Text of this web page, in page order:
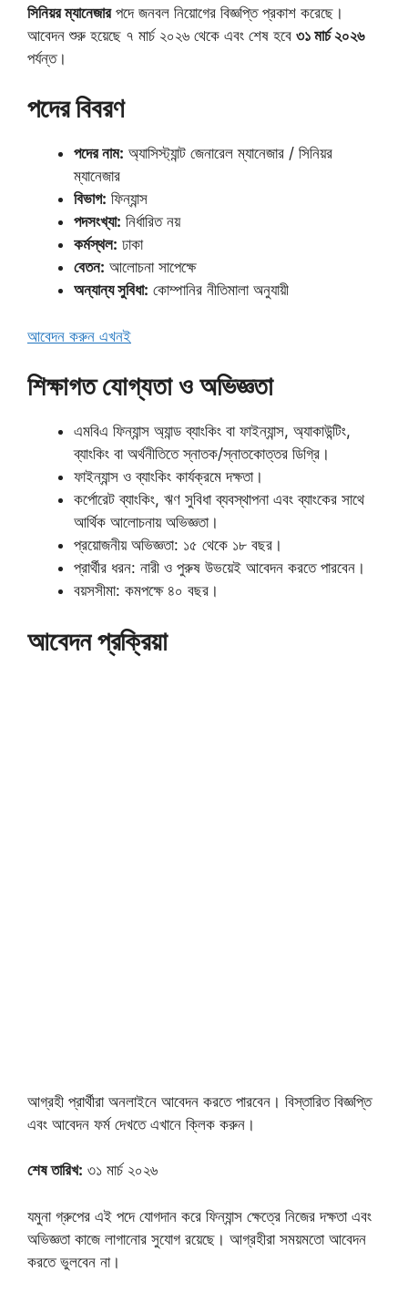
সিনিয়র ম্যানেজারপদে জনবল নিয়োগের বিজ্ঞপ্তি প্রকাশ করেছে।
আবেদন শুরু হয়েছে ৭ মার্চ ২০২৬ থেকে এবং শেষ হবে ৩১ মার্চ ২০২৬
পর্যন্ত।
পদের বিবরণ
পদের নাম: অ্যাসিস্ট্যান্ট জেনারেল ম্যানেজার / সিনিয়র
ম্যানেজার
বিভাগ: ফিন্যান্স
পদসংখ্যা: নির্ধারিত নয়
কর্মস্থল: ঢাকা
বেতন: আলোচনা সাপেক্ষে
অন্যান্য সুবিধা: কোম্পানির নীতিমালা অনুযায়ী
আবেদন করুন এখনই
শিক্ষাগত যোগ্যতা ও অভিজ্ঞতা
এমবিএ ফিন্যান্স অ্যান্ড ব্যাংকিং বা ফাইন্যান্স, অ্যাকাউন্টিং,
ব্যাংকিং বা অর্থনীতিতে স্নাতক/স্নাতকোত্তর ডিগ্রি।
ফাইন্যান্স ও ব্যাংকিং কার্যক্রমে দক্ষতা।
কর্পোরেট ব্যাংকিং, ঋণ সুবিধা ব্যবস্থাপনা এবং ব্যাংকের সাথে
আর্থিক আলোচনায় অভিজ্ঞতা।
প্রয়োজনীয় অভিজ্ঞতা: ১৫ থেকে ১৮ বছর।
প্রার্থীর ধরন: নারী ও পুরুষ উভয়েই আবেদন করতে পারবেন।
বয়সসীমা: কমপক্ষে ৪০ বছর।
আবেদন প্রক্রিয়া
আগ্রহী প্রার্থীরা অনলাইনে আবেদন করতে পারবেন। বিস্তারিত বিজ্ঞপ্তি
এবং আবেদন ফর্ম দেখতে এখানে ক্লিক করুন।
শেষ তারিখ: ৩১ মার্চ ২০২৬
যমুনা গ্রুপের এই পদে যোগদান করে ফিন্যান্স ক্ষেত্রে নিজের দক্ষতা এবং
অভিজ্ঞতা কাজে লাগানোর সুযোগ রয়েছে। আগ্রহীরা সময়মতো আবেদন
করতে ভুলবেন না।